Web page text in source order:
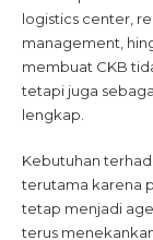
logistics center,
management,
membuat CKB
tetapi juga
lengkap.
Kebutuhan
terutama karena
tetap menjadi
terus